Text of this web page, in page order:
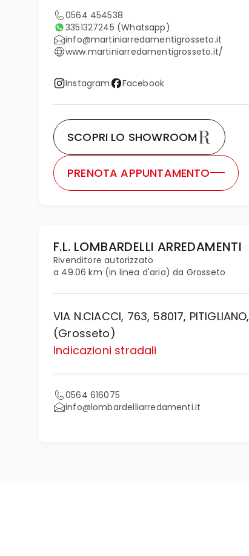
0564 454538
3351327245 (Whatsapp)
info@martiniarredamentigrosseto.it
www.martiniarredamentigrosseto.it/
Instagram Facebook
SCOPRI LO SHOWROOM
PRENOTA APPUNTAMENTO
F.L. LOMBARDELLI ARREDAMENTI
Rivenditore autorizzato
a 49.06 km (in linea d'aria) da Grosseto
VIA N.CIACCI, 763, 58017, PITIGLIANO,
(Grosseto)
Indicazioni stradali
0564 616075
info@lombardelliarredamenti.it